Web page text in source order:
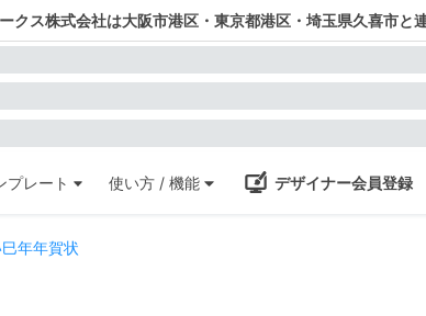
クス株式会社は大阪市港区・東京都港区・埼玉県久喜市と
プレート 使い方 / 機能 デザイナー会員登録
年年賀状